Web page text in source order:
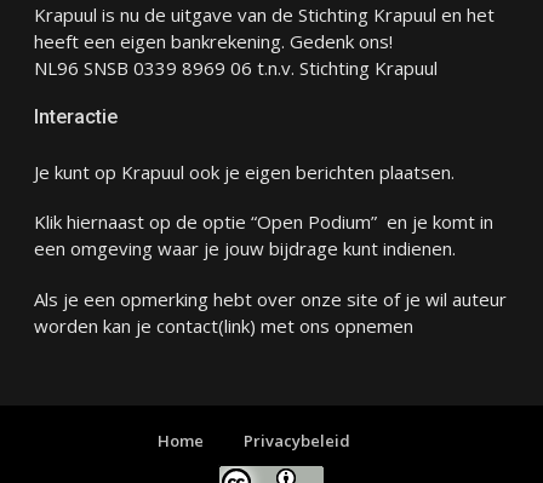
Krapuul is nu de uitgave van de Stichting Krapuul en het
heeft een eigen bankrekening. Gedenk ons!
NL96 SNSB 0339 8969 06 t.n.v. Stichting Krapuul
Interactie
Je kunt op Krapuul ook je eigen berichten plaatsen.
Klik hiernaast op de optie “Open Podium” en je komt in
een omgeving waar je jouw bijdrage kunt indienen.
Als je een opmerking hebt over onze site of je wil auteur
worden kan je contact(link) met ons opnemen
Home Privacybeleid